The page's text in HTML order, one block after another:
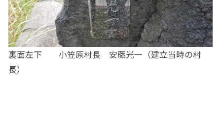
裏面左下 小笠原村長 安藤光一（建立当時の村
長）